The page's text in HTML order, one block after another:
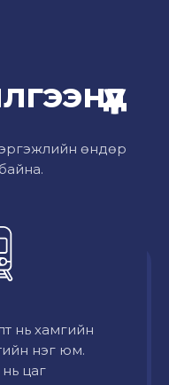
өндөр
байна.
нь хамгийн
нэг юм.
цаг